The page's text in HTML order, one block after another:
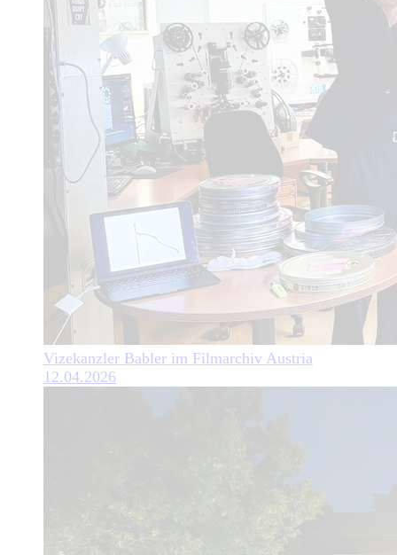
Vizekanzler Babler im Filmarchiv Austria
12.04.2026